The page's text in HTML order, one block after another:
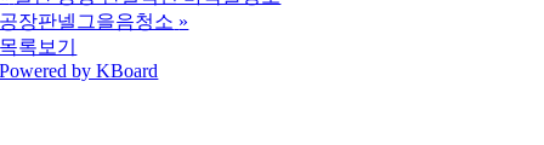
공장판넬그을음청소 »
목록보기
Powered by KBoard